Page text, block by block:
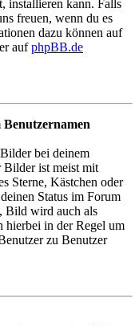
installieren kann. Falls
freuen, wenn du es
dazu können auf
aufphpBB.de
bei deinem
Bilder ist meist mit
Sterne, Kästchen oder
Status im Forum
Bild wird auch als
hierbei in der Regel um
zu Benutzer